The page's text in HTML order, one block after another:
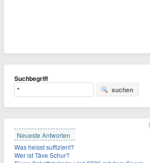
Suchbegriff
suchen
Neueste Antworten
Was heisst suffizient?
Wer ist Täve Schur?